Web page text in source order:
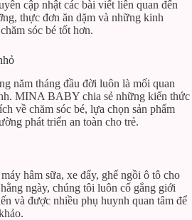
cập nhật các bài viết liên quan đến
thực đơn ăn dặm và những kinh
sóc bé tốt hơn.
năm tháng đầu đời luôn là mối quan
MINA BABY chia sẻ những kiến thức
về chăm sóc bé, lựa chọn sản phẩm
phát triển an toàn cho trẻ.
hâm sữa, xe đẩy, ghế ngồi ô tô cho
ngày, chúng tôi luôn cố gắng giới
và được nhiều phụ huynh quan tâm để